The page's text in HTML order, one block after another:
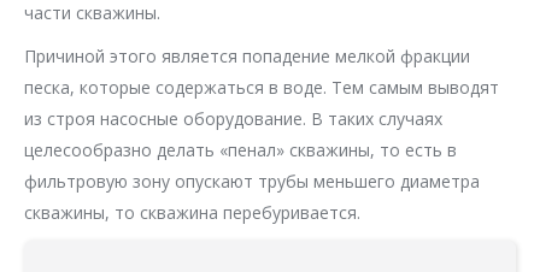
части скважины.
Причиной этого является попадение мелкой фракции
песка, которые содержаться в воде. Тем самым выводят
из строя насосные оборудование. В таких случаях
целесообразно делать «пенал» скважины, то есть в
фильтровую зону опускают трубы меньшего диаметра
скважины, то скважина перебуривается.